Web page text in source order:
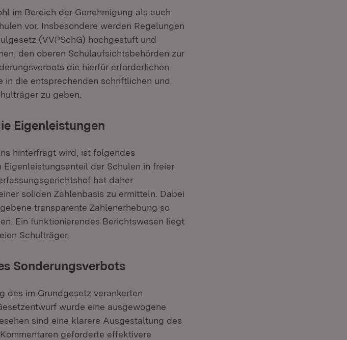
im Bereich der Genehmigung als auch
vor. Insbesondere werden Regelungen
(VVPSchG) hochgestuft und
den oberen Schulaufsichtsbehörden zur
die hierfür erforderlichen
in die entsprechenden schriftlichen und
zu geben.
Eigenleistungen
hinterfragt wird, ist folgendes
der Schulen in freier
hat daher
soliden Zahlenbasis zu ermitteln. Dabei
transparente Zahlenerhebung so
Ein funktionierendes Berichtswesen liegt
Schulträger.
Sonderungsverbots
des im Grundgesetz verankerten
wurde eine ausgewogene
sind eine klarere Ausgestaltung des
geforderte effektivere